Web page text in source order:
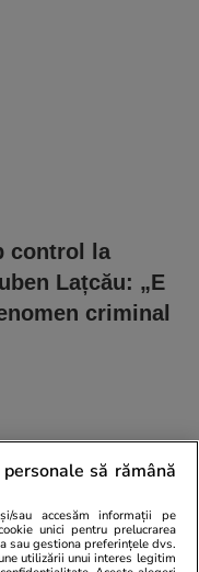
control la
Lațcău: „E
criminal
să rămână
sau accesăm informații pe
unici pentru prelucrarea
sau gestiona preferințele dvs.
utilizării unui interes legitim